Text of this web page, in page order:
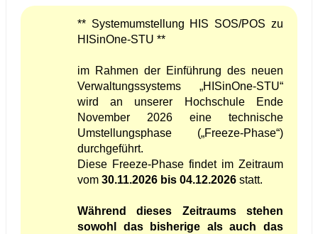
** Systemumstellung HIS SOS/POS zu
HISinOne-STU **
im Rahmen der Einführung des neuen
Verwaltungssystems „HISinOne-STU“
wird an unserer Hochschule Ende
November 2026 eine technische
Umstellungsphase („Freeze-Phase“)
durchgeführt.
Diese Freeze-Phase findet im Zeitraum
vom30.11.2026 bis 04.12.2026 statt.
Während dieses Zeitraums stehen
sowohl das bisherige als auch das